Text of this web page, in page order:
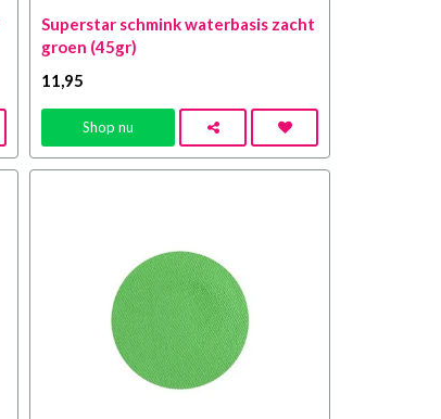
Superstar schmink waterbasis zacht
groen (45gr)
11,95
Shop nu